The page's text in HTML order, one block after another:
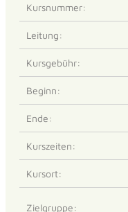
Kursnummer:
Leitung:
Kursgebühr:
Beginn:
Ende:
Kurszeiten:
Kursort:
Zielgruppe: